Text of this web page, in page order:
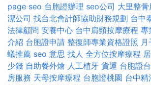
page seo 台胞證辦理 seo公司 大里整骨
潔公司 找台北會計師協助財務規劃 台中
法律顧問 安養中心 台中肩頸按摩療程 專
介紹 台胞證申請 整復師專業資格證照 月
蟻推薦 seo 意思 找人 全方位按摩療程
少錢 自助餐外燴 人工植牙 貨運 台胞證
房服務 天母按摩療程 台胞證桃園 台中精